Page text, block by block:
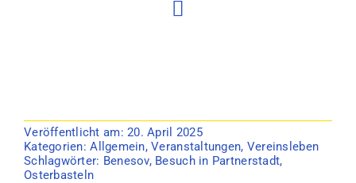
Veröffentlicht am: 20. April 2025
Kategorien:Allgemein,Veranstaltungen, Vereinsleben
Schlagwörter: Benesov, Besuch in Partnerstadt,
Osterbasteln